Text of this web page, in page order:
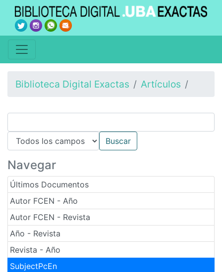
Biblioteca Digital Exactas Artículos
Navegar
Últimos Documentos
Autor FCEN - Año
Autor FCEN - Revista
Año - Revista
Revista - Año
SubjectPcEn